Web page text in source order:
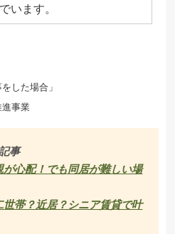
います。
した場合」
進事業
事
心配！でも同居が難しい場
帯？近居？シニア賃貸で叶